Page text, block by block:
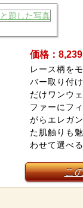
価格：
レース柄を
バー取り付
だけワンウ
ファーにフ
がらエレガ
た肌触りも
わせて選べ
こ